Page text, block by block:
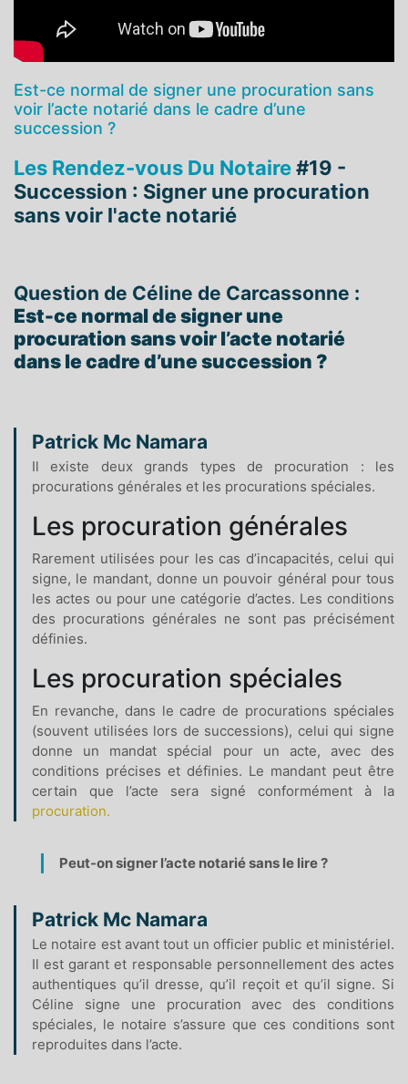
Est-ce normal de signer une procuration sans
voir l’acte notarié dans le cadre d’une
succession ?
Les Rendez-vous Du Notaire#19 -
Succession : Signer une procuration
sans voir l'acte notarié
Question de Céline de Carcassonne :
Est-ce normal de signer une
procuration sans voir l’acte notarié
dans le cadre d’une succession ?
Patrick Mc Namara
Il existe deux grands types de procuration : les
procurations générales et les procurations spéciales.
Les procuration générales
Rarement utilisées pour les cas d’incapacités, celui qui
signe, le mandant, donne un pouvoir général pour tous
les actes ou pour une catégorie d’actes. Les conditions
des procurations générales ne sont pas précisément
définies.
Les procuration spéciales
En revanche, dans le cadre de procurations spéciales
(souvent utilisées lors de successions), celui qui signe
donne un mandat spécial pour un acte, avec des
conditions précises et définies. Le mandant peut être
certain que l’acte sera signé conformément à la
procuration.
Peut-on signer l’acte notarié sans le lire ?
Patrick Mc Namara
Le notaire est avant tout un officier public et ministériel.
Il est garant et responsable personnellement des actes
authentiques qu’il dresse, qu’il reçoit et qu’il signe. Si
Céline signe une procuration avec des conditions
spéciales, le notaire s’assure que ces conditions sont
reproduites dans l’acte.